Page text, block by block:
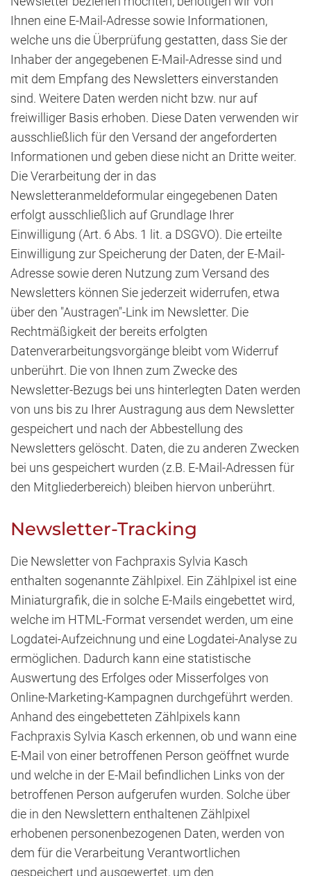
Ihnen eine E-Mail-Adresse sowie Informationen,
welche uns die Überprüfung gestatten, dass Sie der
Inhaber der angegebenen E-Mail-Adresse sind und
mit dem Empfang des Newsletters einverstanden
sind. Weitere Daten werden nicht bzw. nur auf
freiwilliger Basis erhoben. Diese Daten verwenden wir
ausschließlich für den Versand der angeforderten
Informationen und geben diese nicht an Dritte weiter.
Die Verarbeitung der in das
Newsletteranmeldeformular eingegebenen Daten
erfolgt ausschließlich auf Grundlage Ihrer
Einwilligung (Art. 6 Abs. 1 lit. a DSGVO). Die erteilte
Einwilligung zur Speicherung der Daten, der E-Mail-
Adresse sowie deren Nutzung zum Versand des
Newsletters können Sie jederzeit widerrufen, etwa
über den "Austragen"-Link im Newsletter. Die
Rechtmäßigkeit der bereits erfolgten
Datenverarbeitungsvorgänge bleibt vom Widerruf
unberührt. Die von Ihnen zum Zwecke des
Newsletter-Bezugs bei uns hinterlegten Daten werden
von uns bis zu Ihrer Austragung aus dem Newsletter
gespeichert und nach der Abbestellung des
Newsletters gelöscht. Daten, die zu anderen Zwecken
bei uns gespeichert wurden (z.B. E-Mail-Adressen für
den Mitgliederbereich) bleiben hiervon unberührt.
Newsletter-Tracking
Die Newsletter von Fachpraxis Sylvia Kasch
enthalten sogenannte Zählpixel. Ein Zählpixel ist eine
Miniaturgrafik, die in solche E-Mails eingebettet wird,
welche im HTML-Format versendet werden, um eine
Logdatei-Aufzeichnung und eine Logdatei-Analyse zu
ermöglichen. Dadurch kann eine statistische
Auswertung des Erfolges oder Misserfolges von
Online-Marketing-Kampagnen durchgeführt werden.
Anhand des eingebetteten Zählpixels kann
Fachpraxis Sylvia Kasch erkennen, ob und wann eine
E-Mail von einer betroffenen Person geöffnet wurde
und welche in der E-Mail befindlichen Links von der
betroffenen Person aufgerufen wurden. Solche über
die in den Newslettern enthaltenen Zählpixel
erhobenen personenbezogenen Daten, werden von
dem für die Verarbeitung Verantwortlichen
gespeichert und ausgewertet, um den